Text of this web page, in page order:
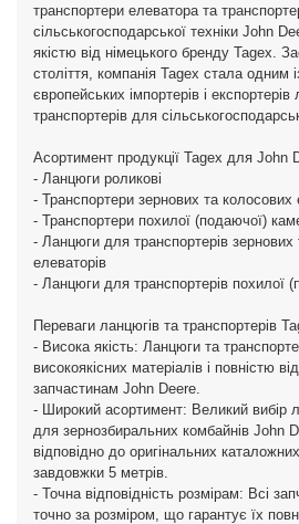
транспортери елеватора та
сільськогосподарської техніки John
якістю від німецького бренду Tagex.
століття, компанія Tagex стала одним
європейських імпортерів і експортерів
транспортерів для
Асортимент продукції Tagex для John
- Ланцюги роликові
- Транспортери зернових та колосових
- Транспортери похилої (подаючої)
- Ланцюги для транспортерів зернових
елеваторів
- Ланцюги для транспортерів похилої
Переваги ланцюгів та транспортерів
- Висока якість: Ланцюги та
високоякісних матеріалів і повністю
запчастинам John Deere.
- Широкий асортимент: Великий вибір
для зернозбиральних комбайнів John
відповідно до оригінальних
завдовжки 5 метрів.
- Точна відповідність розмірам: Всі
точно за розміром, що гарантує їх